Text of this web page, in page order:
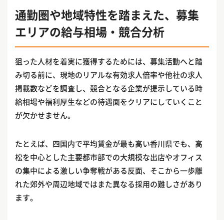
通勤圏や地域特性を踏まえた、募集
エリアの給与相場・競合分析
狙った人材を着実に獲得するためには、募集活動へと踏
み切る前に、現地のリアルな有効求人倍率や他社の求人
掲載数などを調査し、競合となる企業が提示している時
給相場や福利厚生などの待遇面をクリアにしていくこと
が欠かせません。
たとえば、四国内で平均賃金が最も高い香川県でも、高
松を中心とした主要都市部での大規模な出店やオフィス
の集中による激しい争奪戦がある反面、そこから一歩離
れた郊外や周辺地域ではまた異なる採用の難しさがあり
ます。